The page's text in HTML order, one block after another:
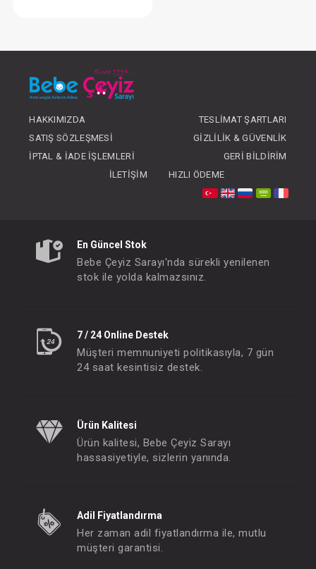
OLUNUZ
HAKKIMIZDA
TESLIMAT ŞARTLARI
SATIŞ SÖZLEŞMESI
GIZLILIK & GÜVENLIK
İPTAL & İADE İŞLEMLERI
GERI BILDIRIM
İLETIŞIM
HIZLI ÖDEME
En Güncel Stok
Bebe Çeyiz Sarayı'nda sürekli yenilenen
stok ile yolda kalmazsınız.
7 / 24 Online Destek
Müşteri memnuniyeti politikasıyla, 7 gün
24 saat kesintisiz destek.
Ürün Kalitesi
Ürün kalitesi, Bebe Çeyiz Sarayı
hassasiyetiyle, sizlerin yanında.
Adil Fiyatlandırma
Her zaman adil fiyatlandırma ile, mutlu
müşteri garantisi.